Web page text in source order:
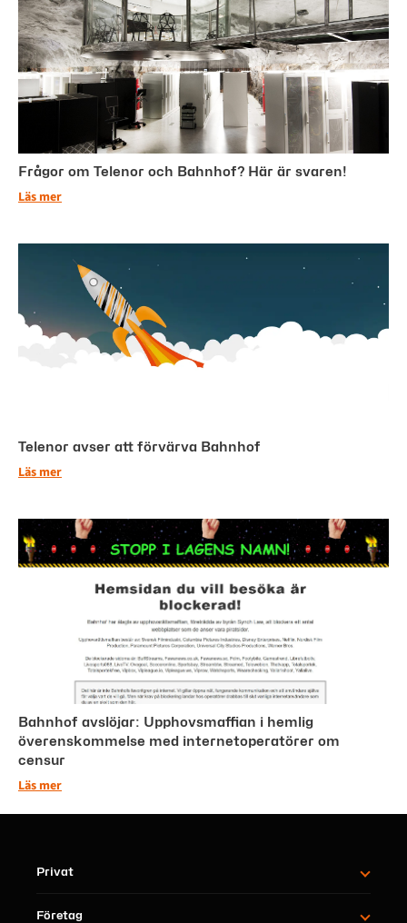
Frågor om Telenor och Bahnhof? Här är svaren!
Läs mer
Telenor avser att förvärva Bahnhof
Läs mer
Bahnhof avslöjar: Upphovsmaffian i hemlig
överenskommelse med internetoperatörer om
censur
Läs mer
Privat
Företag